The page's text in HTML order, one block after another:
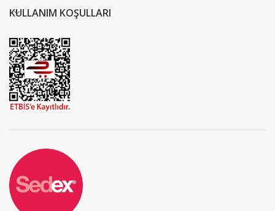
KULLANIM KOŞULLARI